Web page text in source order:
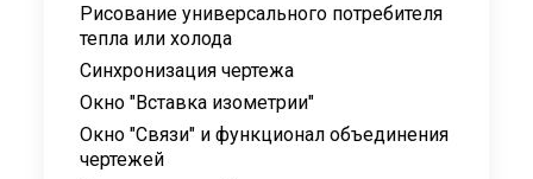
Рисование универсального потребителя
тепла или холода
Синхронизация чертежа
Окно "Вставка изометрии"
Окно "Связи" и функционал объединения
чертежей